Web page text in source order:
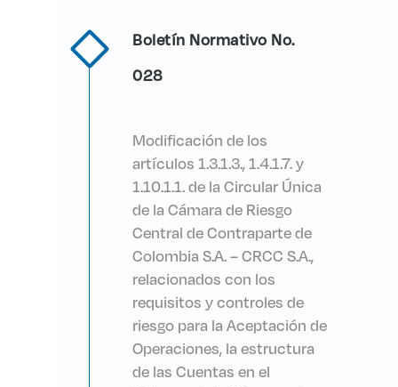
Boletín Normativo No.
028
Modificación de los
artículos 1.3.1.3., 1.4.1.7. y
1.10.1.1. de la Circular Única
de la Cámara de Riesgo
Central de Contraparte de
Colombia S.A. – CRCC S.A.,
relacionados con los
requisitos y controles de
riesgo para la Aceptación de
Operaciones, la estructura
de las Cuentas en el